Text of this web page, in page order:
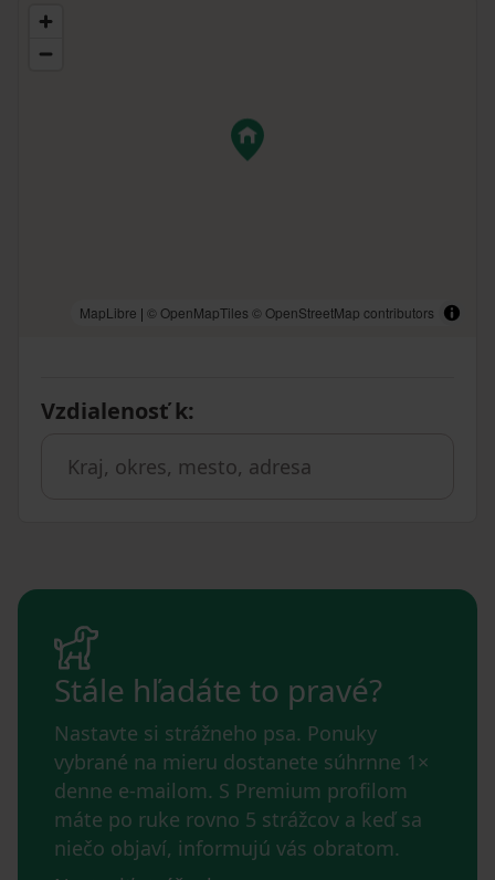
MapLibre | © OpenMapTiles © OpenStreetMap contributors
Vzdialenosť k:
Stále hľadáte to pravé?
Nastavte si strážneho psa. Ponuky
vybrané na mieru dostanete súhrnne 1×
denne e-mailom. S Premium profilom
máte po ruke rovno 5 strážcov a keď sa
niečo objaví, informujú vás obratom.